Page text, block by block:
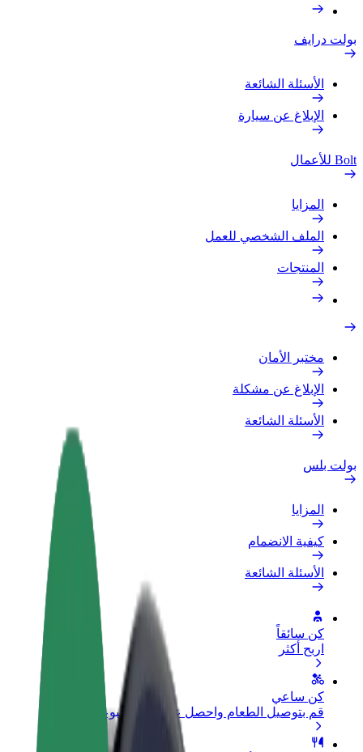
بولت درايف
الأسئلة الشائعة
الإبلاغ عن سيارة
Bolt للأعمال
المزايا
الملف الشخصي للعمل
المنتجات
مختبر الأمان
الإبلاغ عن مشكلة
الأسئلة الشائعة
بولت بلس
المزايا
كيفية الانضمام
الأسئلة الشائعة
كن سائقاً
اربح أكثر
كن ساعي
قم بتوصيل الطعام واحصل على أجر أسبوعي